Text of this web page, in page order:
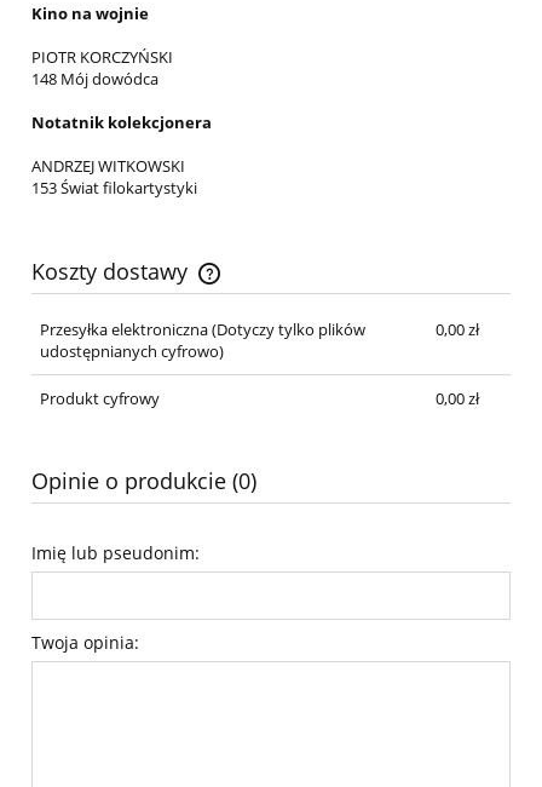
Kino na wojnie
PIOTR KORCZYŃSKI
148 Mój dowódca
Notatnik kolekcjonera
ANDRZEJ WITKOWSKI
153 Świat filokartystyki
Koszty dostawy
Cena nie zawiera ewentualnych kosztów płatności
Przesyłka elektroniczna(Dotyczy tylko plików
udostępnianych cyfrowo)
0,00 zł
Produkt cyfrowy 0,00 zł
Opinie o produkcie (0)
Imię lub pseudonim:
Twoja opinia: